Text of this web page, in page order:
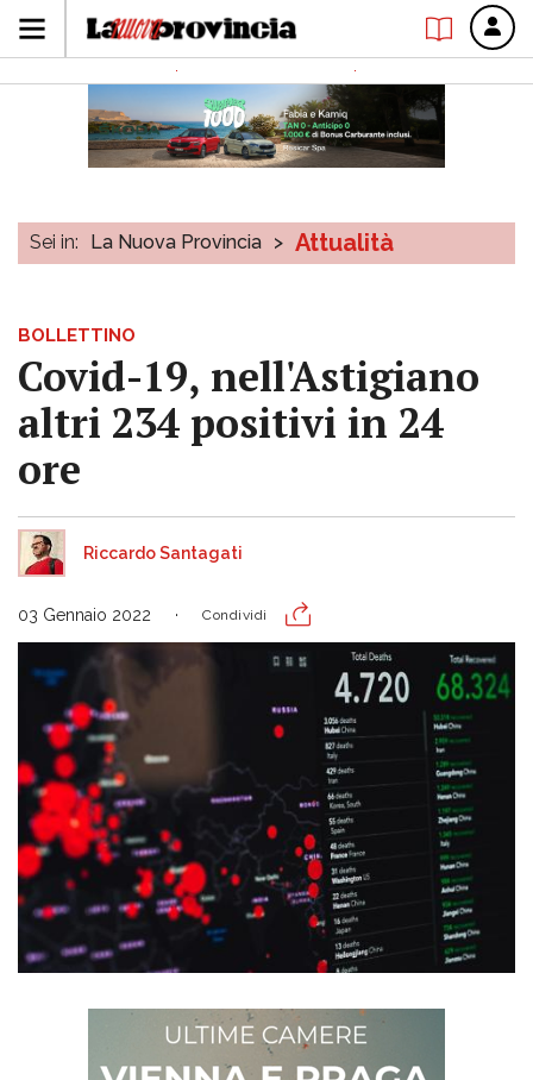
Sei in: La Nuova Provincia > Attualità
BOLLETTINO
Covid-19, nell'Astigiano
altri 234 positivi in 24
ore
Riccardo Santagati
03 Gennaio 2022 Condividi